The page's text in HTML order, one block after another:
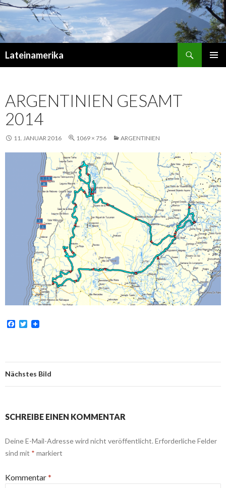
Lateinamerika
ARGENTINIEN GESAMT
2014
11. JANUAR 2016 1069 × 756 ARGENTINIEN
F
o
o
T
e
r
Nächstes Bild
SCHREIBE EINEN KOMMENTAR
Deine E-Mail-Adresse wird nicht veröffentlicht. Erforderliche Felder
sind mit * markiert
Kommentar*